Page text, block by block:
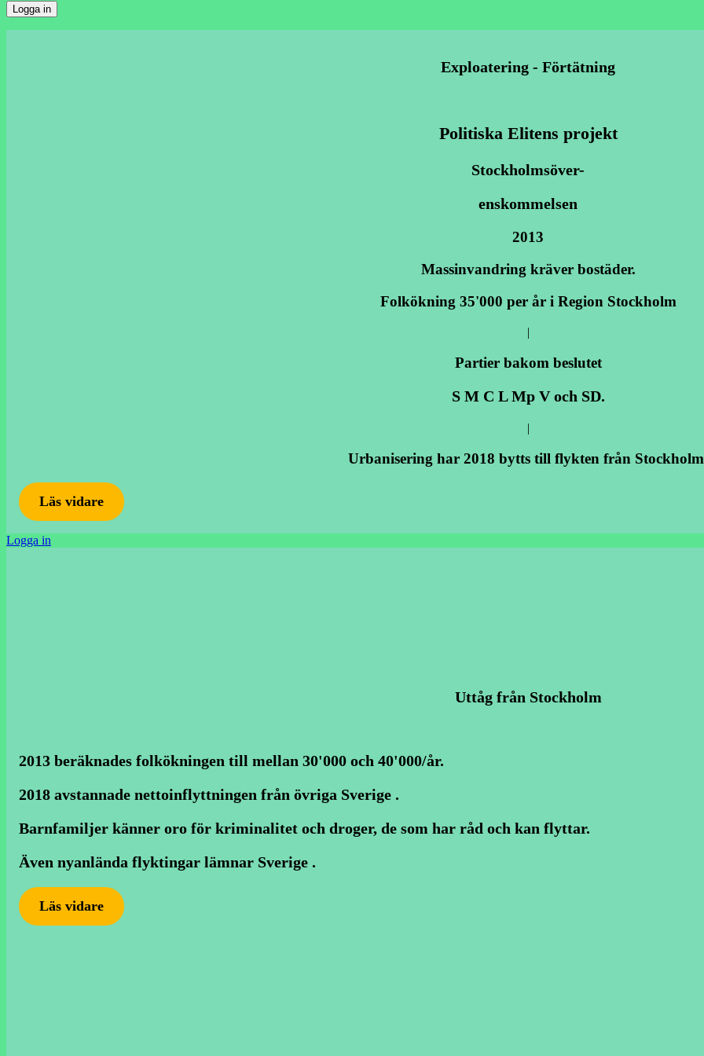
Exploatering - Förtätning
Politiska Elitens projekt
Stockholmsöver-
enskommelsen
2013
Massinvandring kräver bostäder.
Folkökning 35'000 per år i Region Stockholm
|
Partier bakom beslutet
S M C L Mp V och SD.
|
Urbanisering har 2018 bytts till flykten från
Läs vidare
Logga in
Uttåg från Stockholm
2013 beräknades folkökningen till mellan 30'000 och 40'000/år.
2018 avstannade nettoinflyttningen från övriga Sverige .
Barnfamiljer känner oro för kriminalitet och droger, de som har råd och kan flyttar.
Även nyanlända flyktingar lämnar Sverige .
Läs vidare